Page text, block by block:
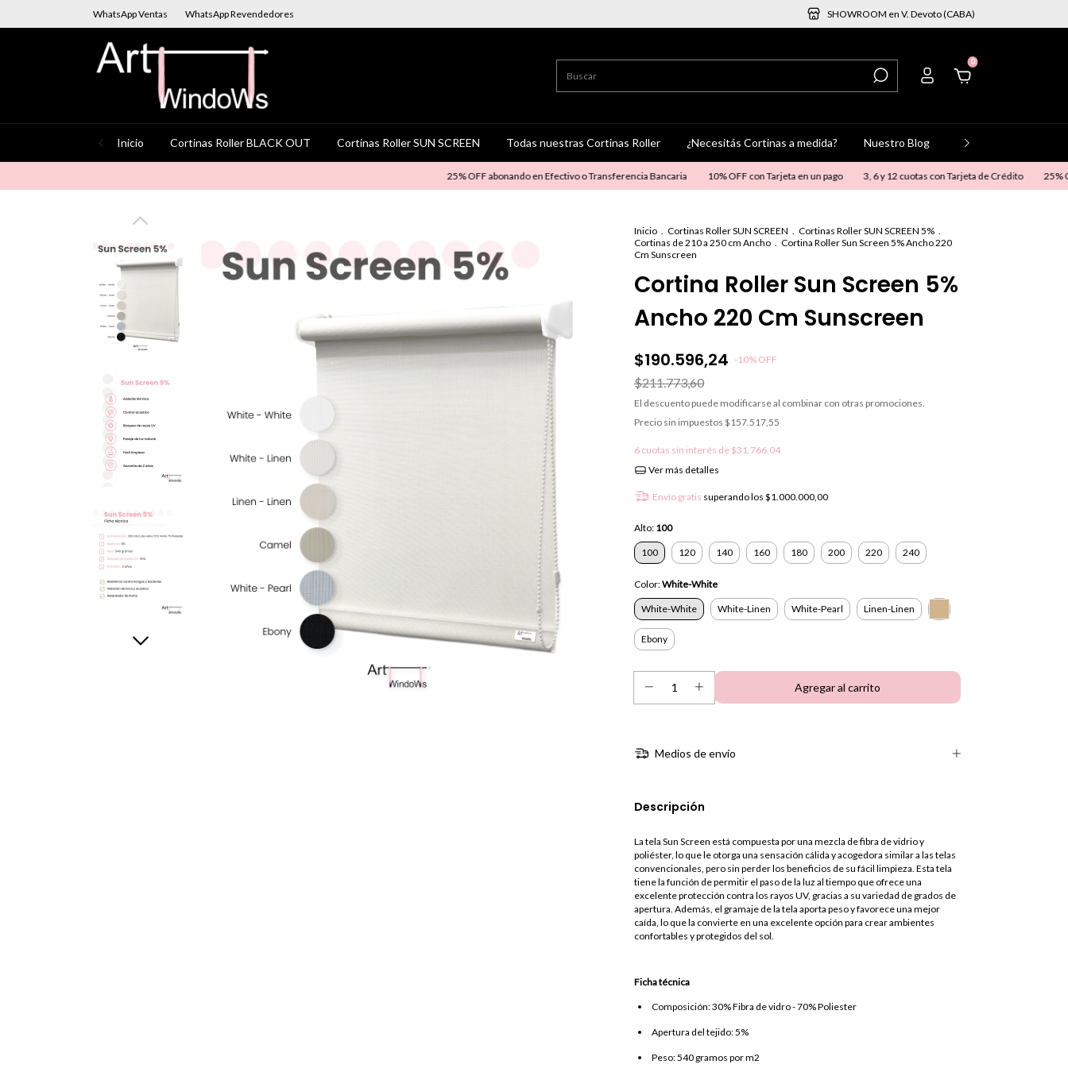
WhatsApp Ventas WhatsApp Revendedores SHOWROOM en V. Devoto (CABA)
0
Inicio Cortinas Roller BLACK OUT Cortinas Roller SUN SCREEN Todas nuestras Cortinas Roller ¿Necesitás Cortinas a medida? Nuestro Blog Ponete en contacto
25% OFF abonando en Efectivo o Transferencia Bancaria 10% OFF con Tarjeta en un pago 3, 6 y 12 cuotas con Tarjeta de Crédito 25% OFF
Inicio . Cortinas Roller SUN SCREEN . Cortinas Roller SUN SCREEN 5% .
Cortinas de 210 a 250 cm Ancho . Cortina Roller Sun Screen 5% Ancho 220
Cm Sunscreen
Cortina Roller Sun Screen 5%
Ancho 220 Cm Sunscreen
$190.596,24 -10% OFF
$211.773,60
El descuento puede modificarse al combinar con otras promociones.
Precio sin impuestos $157.517,55
6 cuotas sin interés de $31.766,04
Ver más detalles
Envío gratis superando los $1.000.000,00
Alto: 100
100 120 140 160 180 200 220 240
Color:White-White
White-White White-Linen White-Pearl Linen-Linen
Ebony
Medios de envío
Descripción
La tela Sun Screen está compuesta por una mezcla de fibra de vidrio y
poliéster, lo que le otorga una sensación cálida y acogedora similar a las telas
convencionales, pero sin perder los beneficios de su fácil limpieza. Esta tela
tiene la función de permitir el paso de la luz al tiempo que ofrece una
excelente protección contra los rayos UV, gracias a su variedad de grados de
apertura. Además, el gramaje de la tela aporta peso y favorece una mejor
caída, lo que la convierte en una excelente opción para crear ambientes
confortables y protegidos del sol.
Ficha técnica
Composición: 30% Fibra de vidro - 70% Poliester
Apertura del tejido: 5%
Peso: 540 gramos por m2